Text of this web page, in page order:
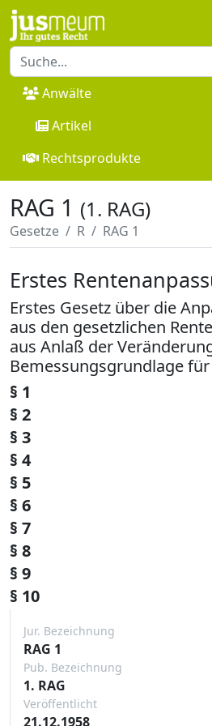
Anwälte
Artikel
Rechtsprodukte
RAG 1 (1. RAG)
Gesetze R RAG 1
Erstes
Erstes Gesetz über die
aus den gesetzlichen
aus Anlaß der
Bemessungsgrundlage für
§ 1
§ 2
§ 3
§ 4
§ 5
§ 6
§ 7
§ 8
§ 9
§ 10
Jur. Bezeichnung
RAG 1
Pub. Bezeichnung
1. RAG
Veröffentlicht
21.12.1958